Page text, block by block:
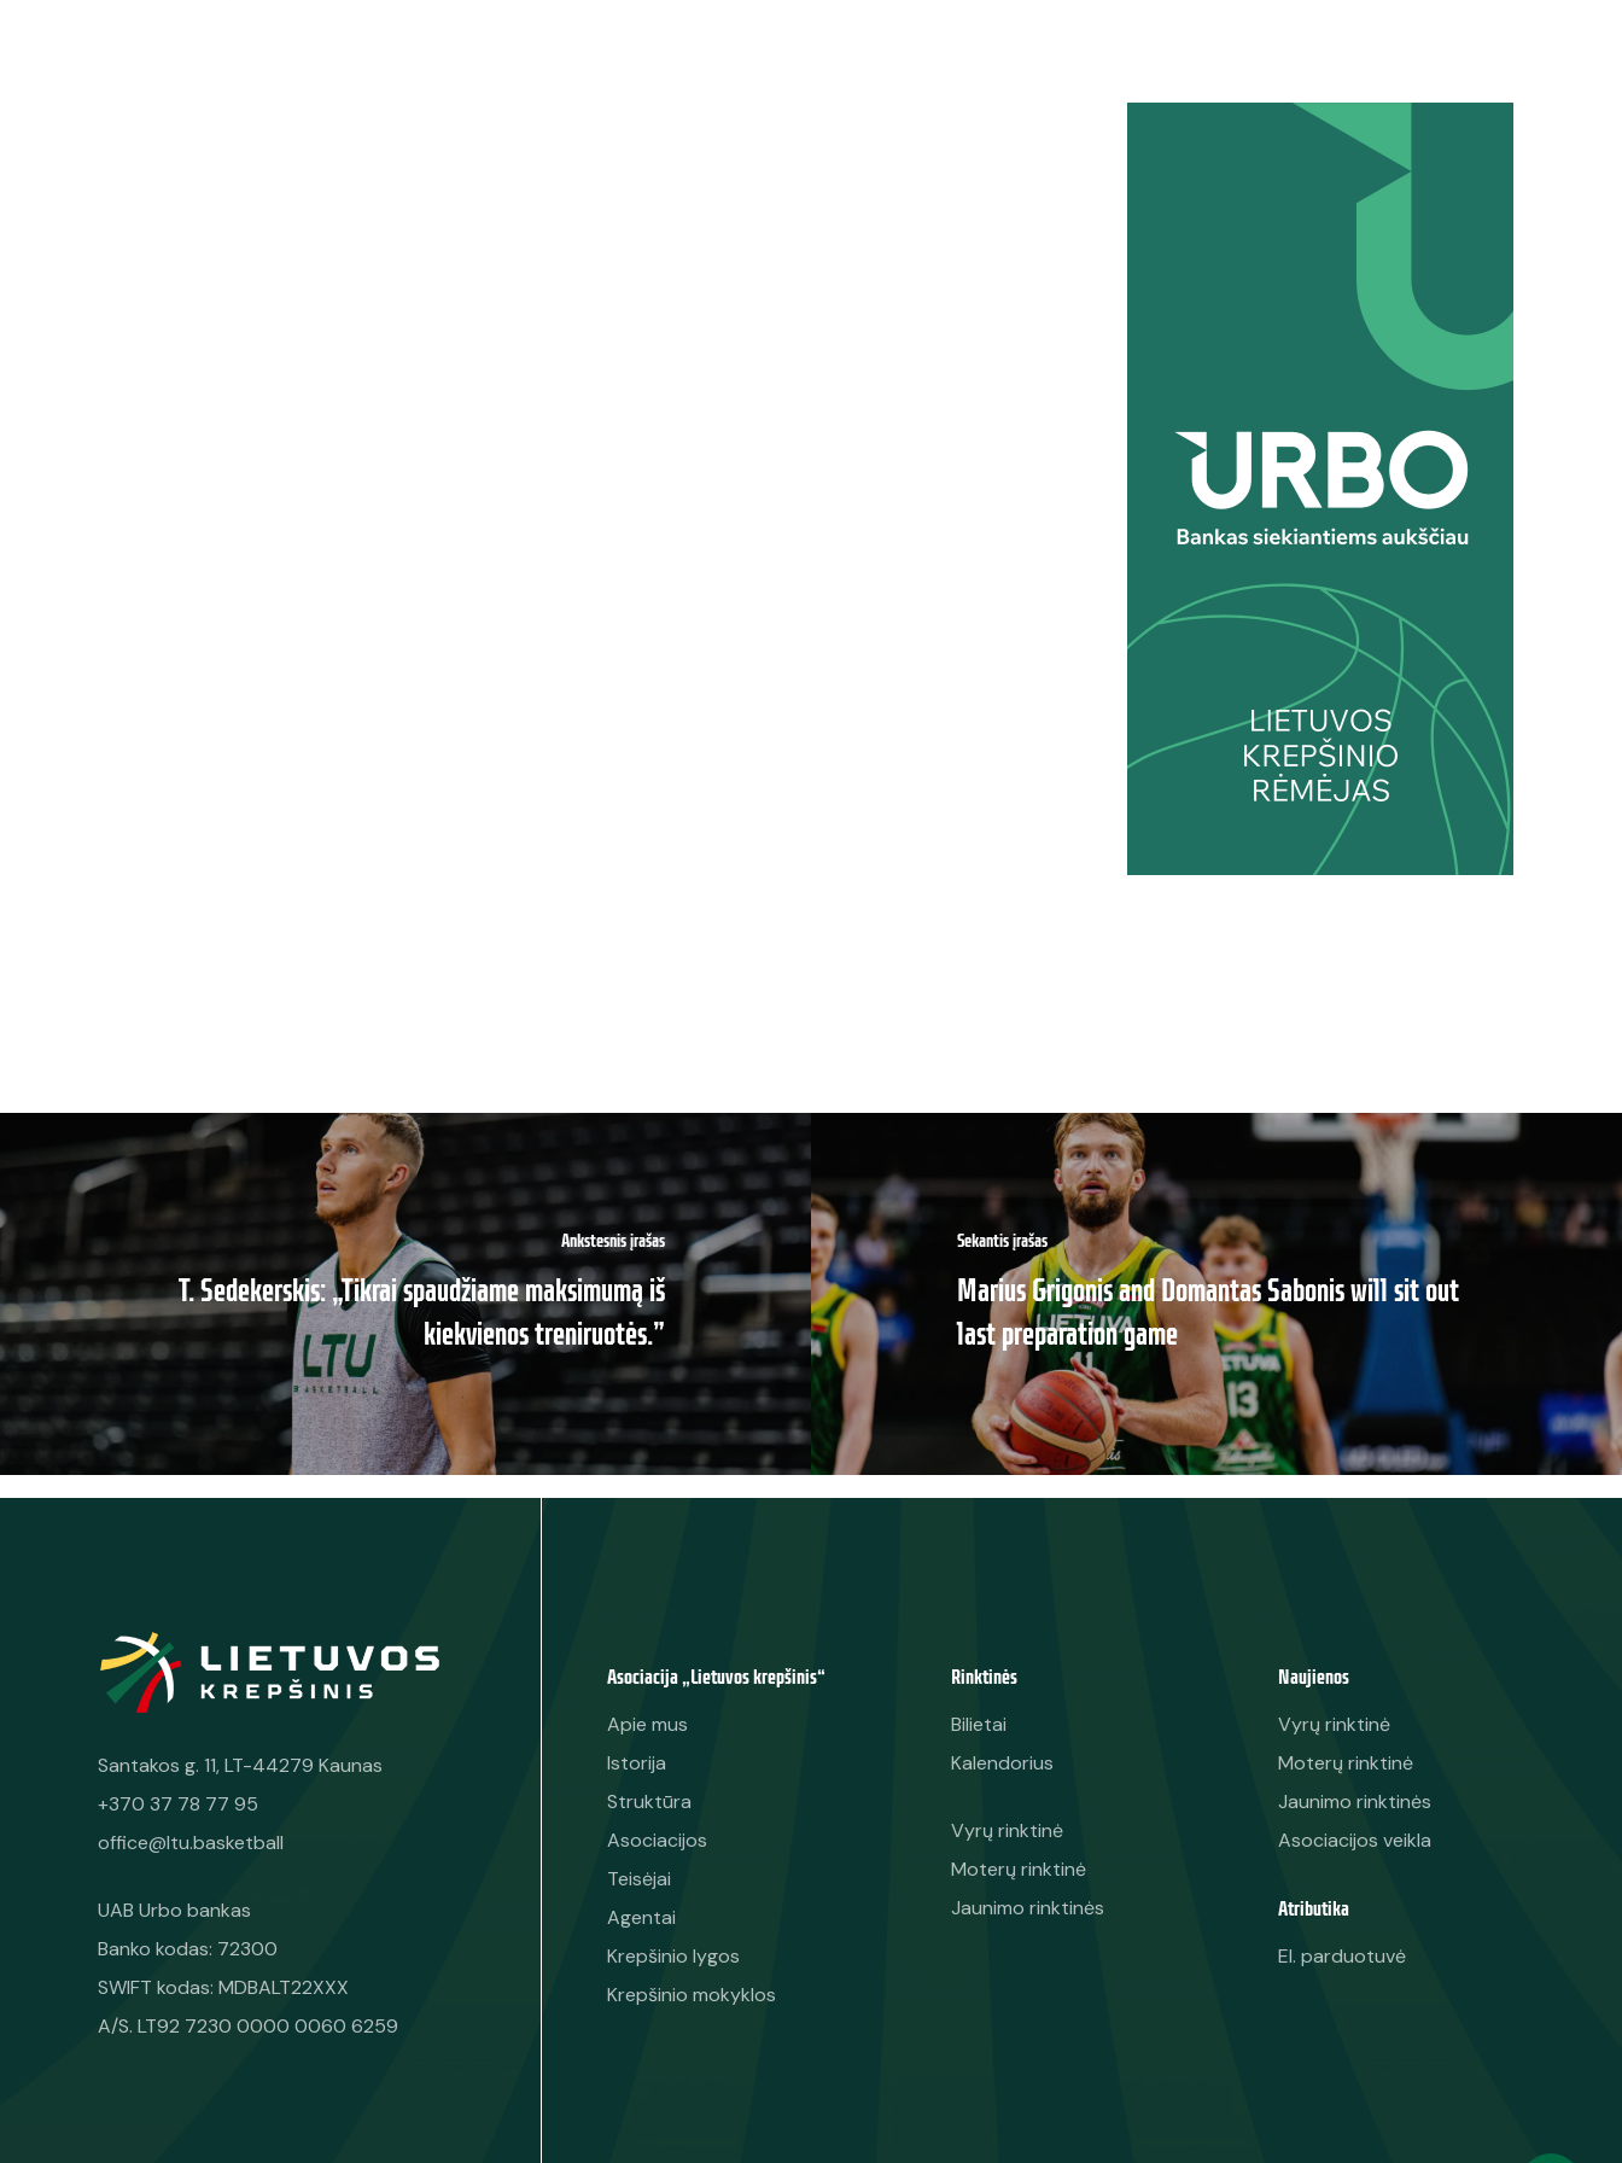
Ankstesnis įrašas
T. Sedekerskis: „Tikrai spaudžiame maksimumą iš
kiekvienos treniruotės.”
Sekantis įrašas
Marius Grigonis and Domantas Sabonis will sit out
last preparation game
Santakos g. 11, LT-44279 Kaunas
+370 37 78 77 95
office@ltu.basketball
UAB Urbo bankas
Banko kodas: 72300
SWIFT kodas: MDBALT22XXX
A/S. LT92 7230 0000 0060 6259
Asociacija „Lietuvos krepšinis“
Apie mus
Istorija
Struktūra
Asociacijos
Teisėjai
Agentai
Krepšinio lygos
Krepšinio mokyklos
Rinktinės
Bilietai
Kalendorius
Vyrų rinktinė
Moterų rinktinė
Jaunimo rinktinės
Naujienos
Vyrų rinktinė
Moterų rinktinė
Jaunimo rinktinės
Asociacijos veikla
Atributika
El. parduotuvė